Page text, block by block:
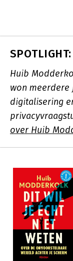
Huib
won
digitalisering
over Huib